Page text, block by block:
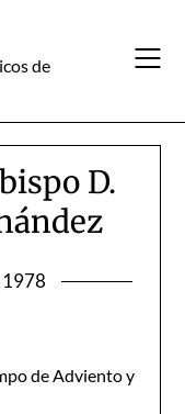
de
D.
de Adviento y